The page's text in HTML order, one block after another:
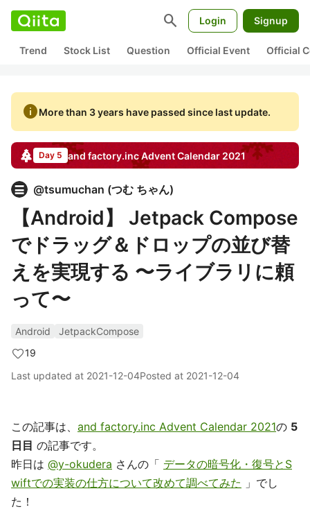
search Login Signup
Trend Stock List Question Official Event Official
infoMore than 3 years have passed since last update.
Day 5 and factory.incAdvent Calendar 2021
@tsumuchan (つむ ちゃん)
【Android】 Jetpack Compose
でドラッグ＆ドロップの並び替
えを実現する 〜ライブラリに頼
って〜
Android
JetpackCompose
19
Last updated at 2021-12-04Posted at 2021-12-04
この記事は、 and factory.inc Advent Calendar 2021の 5
日目 の記事です。
昨日は @y-okudera さんの「 データの暗号化・復号とS
wiftでの実装の仕方について改めて調べてみた 」でし
た！